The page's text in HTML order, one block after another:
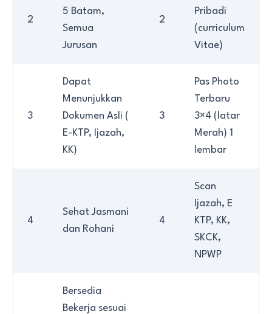
2
5 Batam,
Semua
Jurusan
2
Pribadi
(curriculum
Vitae)
3
Dapat
Menunjukkan
Dokumen Asli (
E-KTP, Ijazah,
KK)
3
Pas Photo
Terbaru
3×4 (latar
Merah) 1
lembar
4
Sehat Jasmani
dan Rohani
4
Scan
Ijazah, E
KTP, KK,
SKCK,
NPWP
Bersedia
Bekerja sesuai